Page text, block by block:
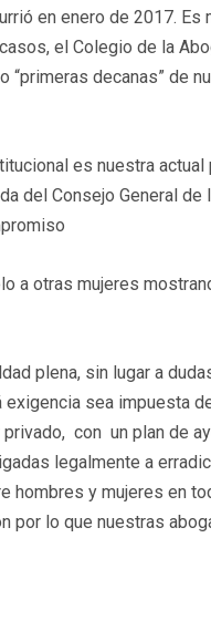
en enero de 2017. Es
el Colegio de la
decanas” de
es nuestra
del Consejo General
a otras mujeres
plena, sin lugar a
sea impuesta
con un plan de
legalmente a
hombres y mujeres en
lo que nuestras